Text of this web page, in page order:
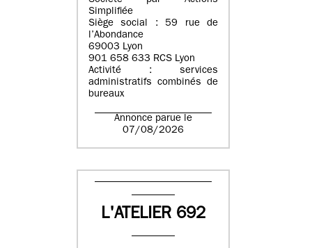
Simplifiée
Siège social : 59 rue de
l’Abondance
69003 Lyon
901 658 633 RCS Lyon
Activité : services
administratifs combinés de
bureaux
Annonce parue le
07/08/2026
L'ATELIER 692